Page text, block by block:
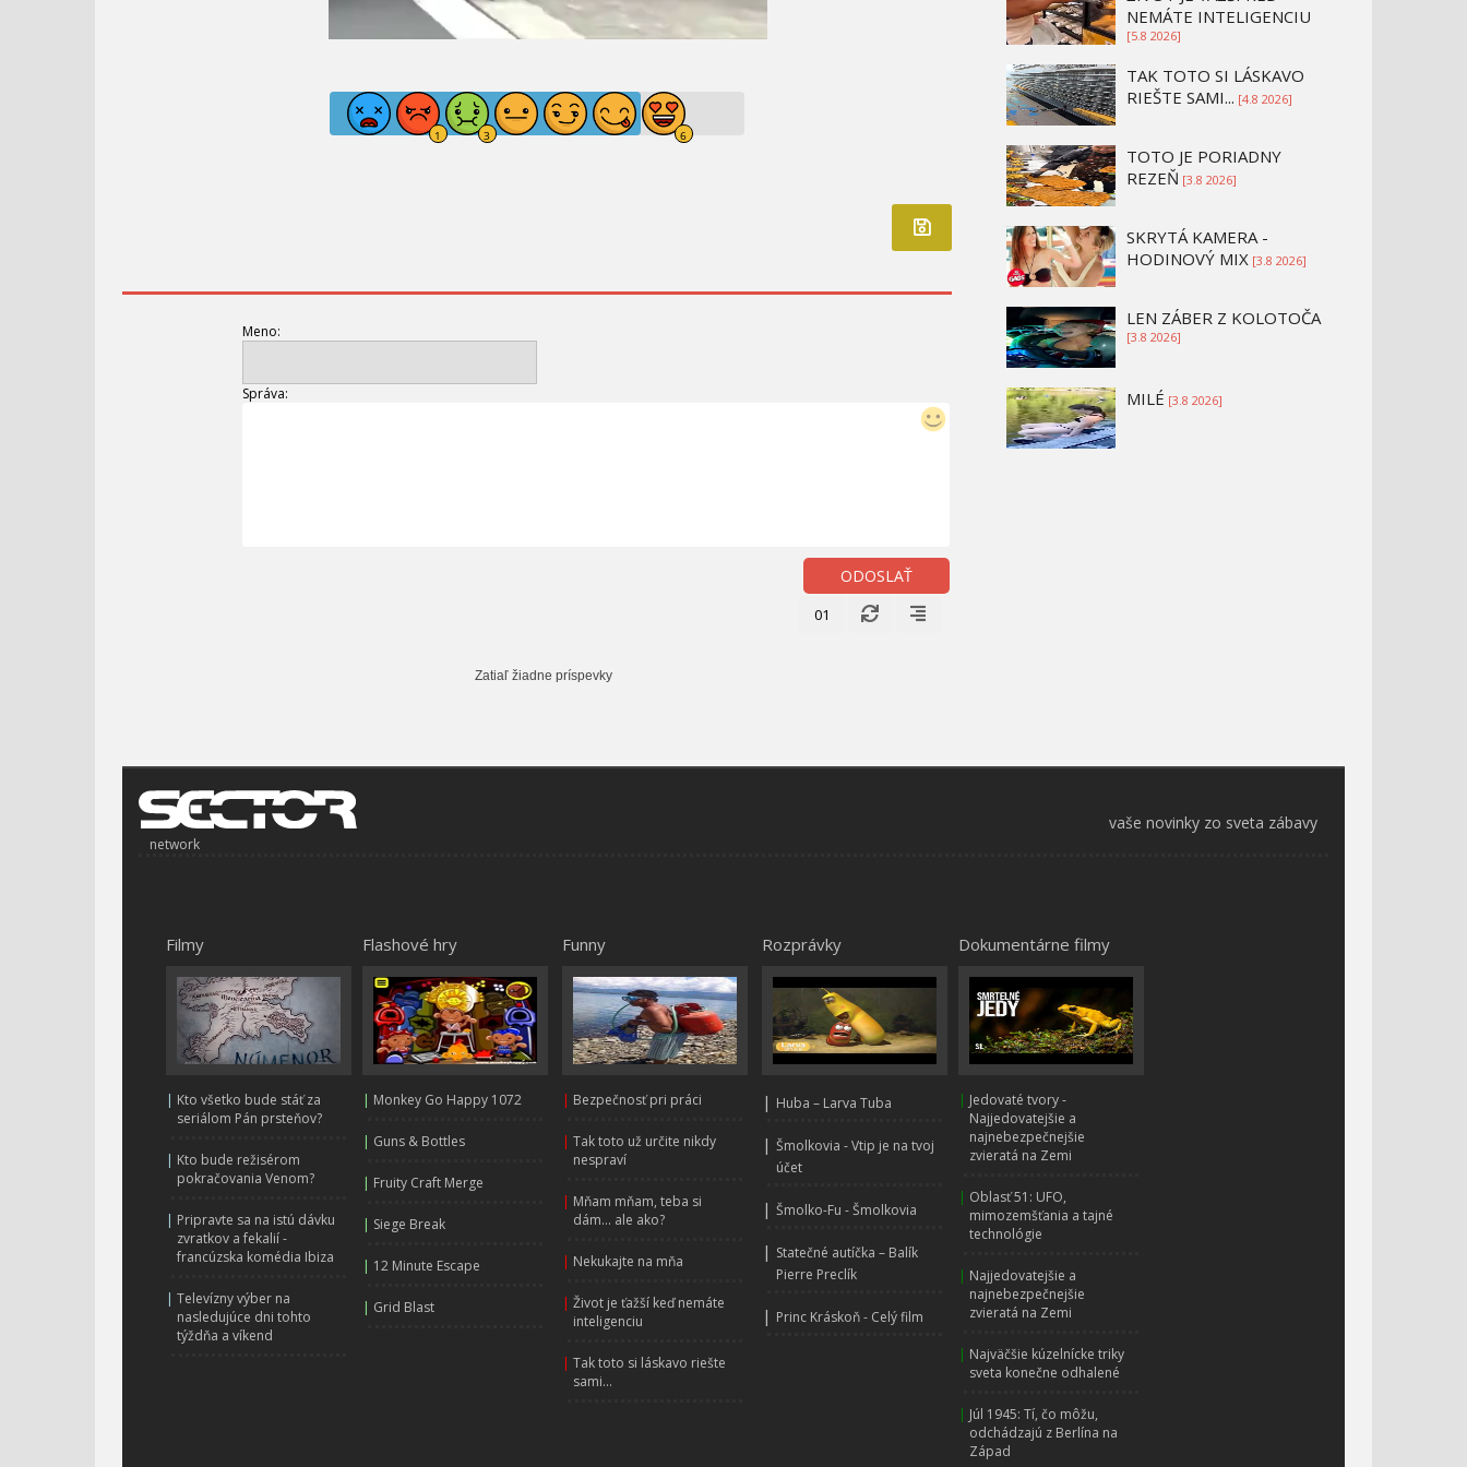
Meno:
Správa:
ODOSLAŤ
01
Zatiaľ žiadne príspevky
NEMÁTE INTELIGENCIU
[5.8 2026]
TAK TOTO SI LÁSKAVO
RIEŠTE SAMI... [4.8 2026]
TOTO JE PORIADNY
REZEŇ [3.8 2026]
SKRYTÁ KAMERA -
HODINOVÝ MIX [3.8 2026]
LEN ZÁBER Z KOLOTOČA
[3.8 2026]
MILÉ [3.8 2026]
vaše novinky zo sveta zábavy
network
Filmy
| Kto všetko bude stáť za
seriálom Pán prsteňov?
| Kto bude režisérom
pokračovania Venom?
| Pripravte sa na istú dávku
zvratkov a fekalií -
francúzska komédia Ibiza
| Televízny výber na
nasledujúce dni tohto
týždňa a víkend
Flashové hry
| Monkey Go Happy 1072
| Guns & Bottles
| Fruity Craft Merge
| Siege Break
| 12 Minute Escape
| Grid Blast
Funny
| Bezpečnosť pri práci
| Tak toto už určite nikdy
nespraví
| Mňam mňam, teba si
dám... ale ako?
| Nekukajte na mňa
| Život je ťažší keď nemáte
inteligenciu
| Tak toto si láskavo riešte
sami...
Rozprávky
| Huba – Larva Tuba
| Šmolkovia - Vtip je na tvoj
účet
| Šmolko-Fu - Šmolkovia
| Statečné autíčka – Balík
Pierre Preclík
| Princ Kráskoň - Celý film
Dokumentárne filmy
| Jedovaté tvory -
Najjedovatejšie a
najnebezpečnejšie
zvieratá na Zemi
| Oblasť 51: UFO,
mimozemšťania a tajné
technológie
| Najjedovatejšie a
najnebezpečnejšie
zvieratá na Zemi
| Najväčšie kúzelnícke triky
sveta konečne odhalené
| Júl 1945: Tí, čo môžu,
odchádzajú z Berlína na
Západ